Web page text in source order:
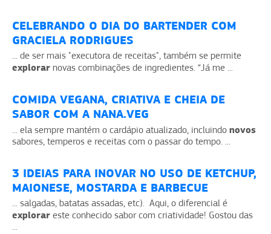
CELEBRANDO O DIA DO BARTENDER COM
GRACIELA RODRIGUES
... de ser mais "executora de receitas", também se permite
explorar novas combinações de ingredientes. “Já me ...
COMIDA VEGANA, CRIATIVA E CHEIA DE
SABOR COM A NANA.VEG
... ela sempre mantém o cardápio atualizado, incluindo novos
sabores, temperos e receitas com o passar do tempo. ...
3 IDEIAS PARA INOVAR NO USO DE KETCHUP,
MAIONESE, MOSTARDA E BARBECUE
... salgadas, batatas assadas, etc). Aqui, o diferencial é
explorar este conhecido sabor com criatividade! Gostou das